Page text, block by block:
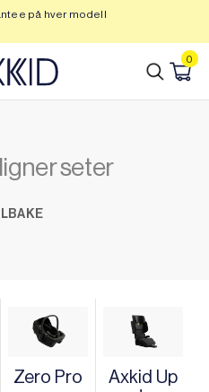
på hver modell
0
seter
Zero Pro
Axkid Up